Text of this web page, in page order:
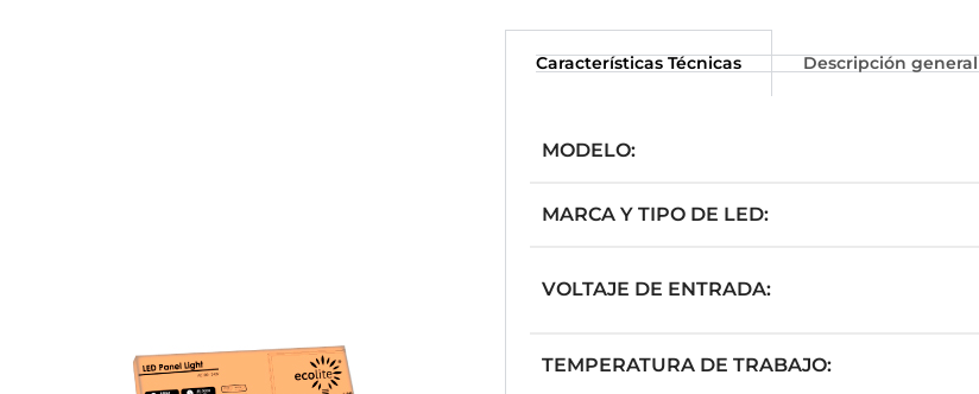
Características Técnicas Descripción general
MODELO:
MARCA Y TIPO DE LED:
VOLTAJE DE ENTRADA:
TEMPERATURA DE TRABAJO: